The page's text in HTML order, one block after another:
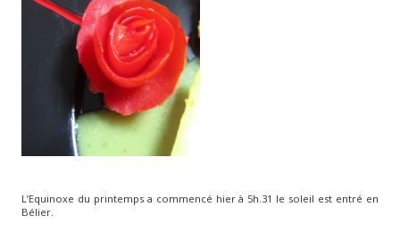
L’Equinoxe du printemps a commencé hier à 5h.31 le soleil est entré en
Bélier.